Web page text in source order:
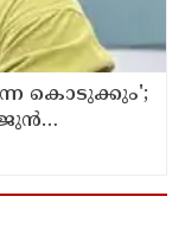
കൊടുക്കും';